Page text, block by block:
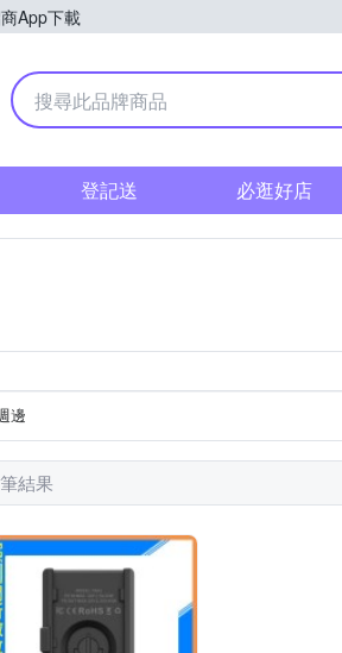
App下載
購物中心
登記送 必逛好店
邊
結果